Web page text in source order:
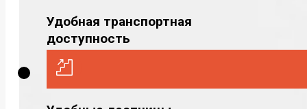
Удобная транспортная
доступность